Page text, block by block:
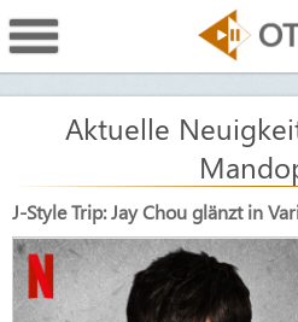
Aktuelle
J-Style Trip: Jay Chou glänzt in